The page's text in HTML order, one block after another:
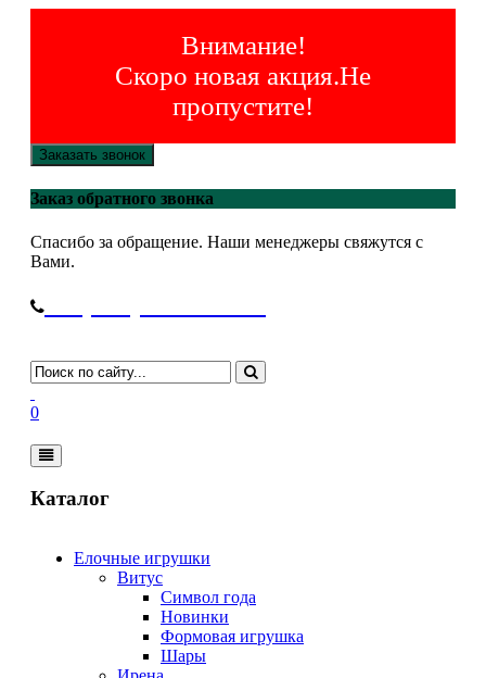
Внимание!
Скоро новая акция.Не
пропустите!
Заказать звонок
Заказ обратного звонка
Спасибо за обращение. Наши менеджеры свяжутся с
Вами.
0
Каталог
Елочные игрушки
Витус
Символ года
Новинки
Формовая игрушка
Шары